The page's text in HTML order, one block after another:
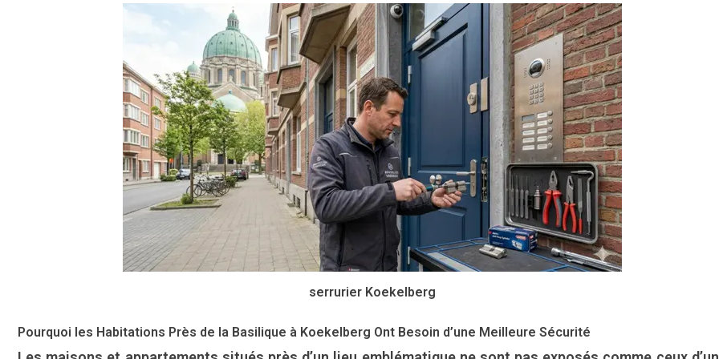
serrurier Koekelberg
Pourquoi les Habitations Près de la Basilique à Koekelberg Ont Besoin d’une Meilleure Sécurité